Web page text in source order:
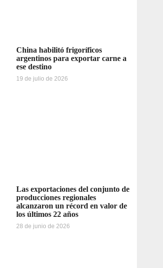
China habilitó frigoríficos
argentinos para exportar carne a
ese destino
19 de julio de 2026
Las exportaciones del conjunto de
producciones regionales
alcanzaron un récord en valor de
los últimos 22 años
28 de junio de 2026